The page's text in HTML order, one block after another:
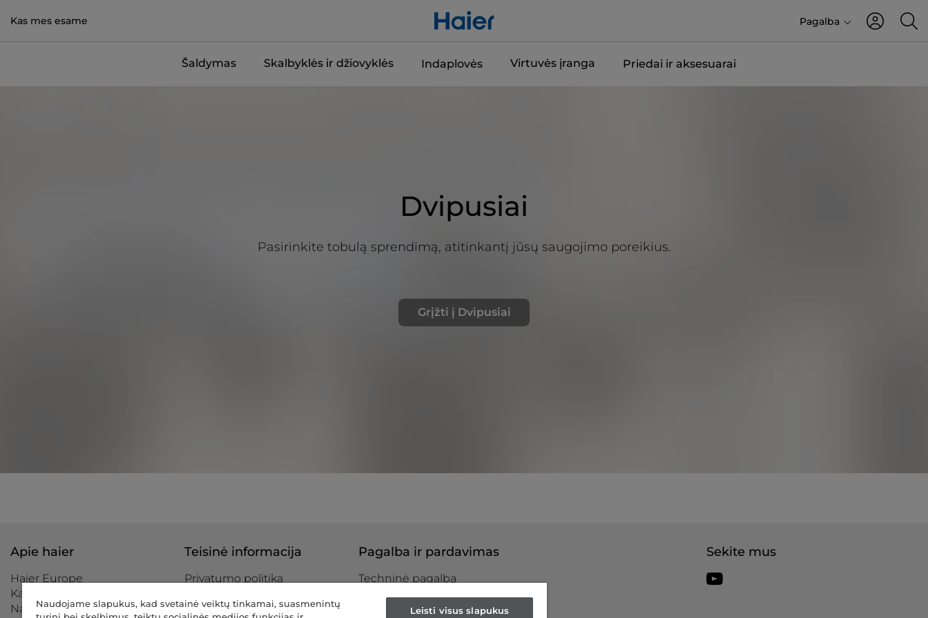
Kas mes esame Pagalba
Šaldymas Skalbyklės ir džiovyklės Indaplovės Virtuvės įranga Priedai ir aksesuarai
Dvipusiai
Pasirinkite tobulą sprendimą, atitinkantį jūsų saugojimo poreikius.
Grįžti į Dvipusiai
Apie haier
Haier Europe
Kas mes esame
Naujienlaiškis
Teisinė informacija
Privatumo politika
Privatumo nuostatų centras
Pagalba ir pardavimas
Techninė pagalba
Sekite mus
Naudojame slapukus, kad svetainė veiktų tinkamai, suasmenintų
Leisti visus slapukus